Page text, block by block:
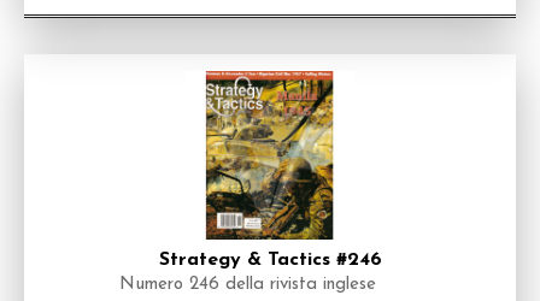
Strategy & Tactics #246
Numero 246 della rivista inglese